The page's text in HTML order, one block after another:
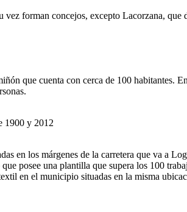
forman concejos, excepto Lacorzana, que
que cuenta con cerca de 100 habitantes.
1900 y 2012
en los márgenes de la carretera que va a
posee una plantilla que supera los 100
en el municipio situadas en la misma